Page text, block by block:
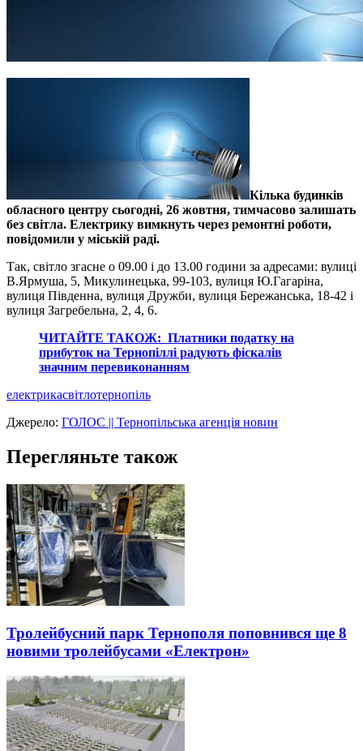
Кілька будинків
обласного центру сьогодні, 26 жовтня, тимчасово залишать
без світла. Електрику вимкнуть через ремонтні роботи,
повідомили у міській раді.
Так, світло згасне о 09.00 і до 13.00 години за адресами: вулиці
В.Ярмуша, 5, Микулинецька, 99-103, вулиця Ю.Гагаріна,
вулиця Південна, вулиця Дружби, вулиця Бережанська, 18-42 і
вулиця Загребельна, 2, 4, 6.
ЧИТАЙТЕ ТАКОЖ: Платники податку на
прибуток на Тернопіллі радують фіскалів
значним перевиконанням
електрикасвітлотернопіль
Джерело: ГОЛОС || Тернопільська агенція новин
Перегляньте також
Тролейбусний парк Тернополя поповнився ще 8
новими тролейбусами «Електрон»